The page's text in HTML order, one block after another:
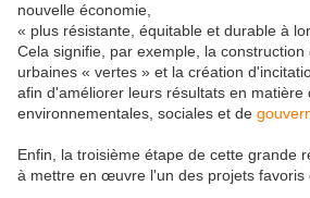
nouvelle économie,
« plus résistante, équitable et durable à
Cela signifie, par exemple, la
urbaines « vertes » et la création
afin d'améliorer leurs résultats en matière
environnementales, sociales et de
Enfin, la troisième étape de cette grande
à mettre en œuvre l'un des projets favoris